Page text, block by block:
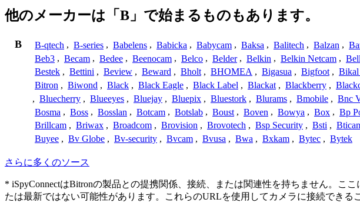
他のメーカーは「B」で始まるものもあります。
B B-qtech , B-series , Babelens , Babicka , Babycam , Baksa , Balitech , Balzan ,
Beb3 , Becam , Bedee , Beenocam , Belco , Belder , Belkin , Belkin Netcam , Bell
Bestek , Bettini , Beview , Beward , Bholt , BHOMEA , Bigasua , Bigfoot ,
Bitron , Biwond , Black , Black Eagle , Black Label , Blackat , Blackberry ,
, Bluecherry , Blueeyes , Bluejay , Bluepix , Bluestork , Blurams , Bmobile , Bnc
Bosma , Boss , Bosslan , Botcam , Botslab , Boust , Boven , Bowya , Box , Bp
Brillcam , Briwax , Broadcom , Brovision , Brovotech , Bsp Security , Bsti ,
Buyee , Bv Globe , Bv-security , Bvcam , Bvusa , Bwa , Bxkam , Bytec , Bytek
さらに多くのソース
* iSpyConnectはBitronの製品との提携関係、接続、または関連性を持ちません。こ
たは最新ではない可能性があります。これらのURLを使用してカメラに接続できる